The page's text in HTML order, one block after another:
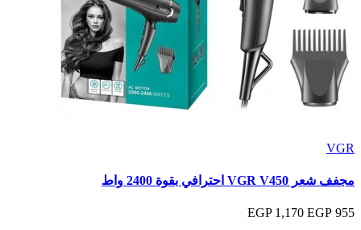
VGR
مجفف شعر VGR V450 احترافي بقوة 2400 واط
955 EGP
1,170 EGP